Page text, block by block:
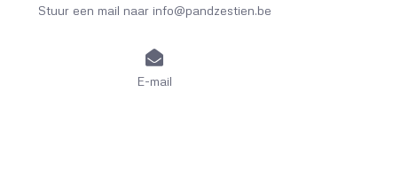
Stuur een mail naar info@pandzestien.be
E-mail